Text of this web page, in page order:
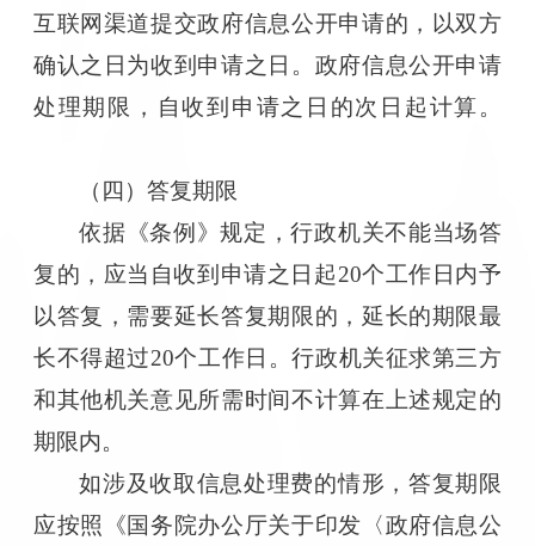
互联网渠道提交政府信息公开申请的，以双方
确认之日为收到申请之日。政府信息公开申请
处理期限，自收到申请之日的次日起计算。
（四）答复期限
依据《条例》规定，行政机关不能当场答
复的，应当自收到申请之日起20个工作日内予
以答复，需要延长答复期限的，延长的期限最
长不得超过20个工作日。行政机关征求第三方
和其他机关意见所需时间不计算在上述规定的
期限内。
如涉及收取信息处理费的情形， 答复期限
应按照《国务院办公厅关于印发〈政府信息公